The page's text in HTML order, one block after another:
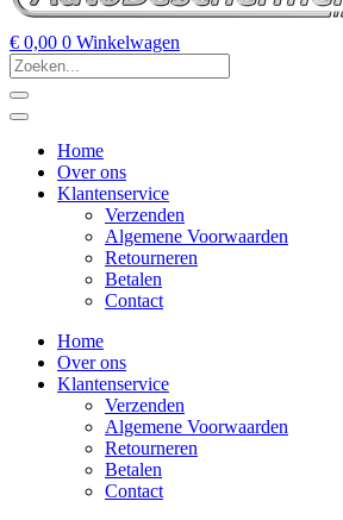
€ 0,00 0 Winkelwagen
Home
Over ons
Klantenservice
Verzenden
Algemene Voorwaarden
Retourneren
Betalen
Contact
Home
Over ons
Klantenservice
Verzenden
Algemene Voorwaarden
Retourneren
Betalen
Contact